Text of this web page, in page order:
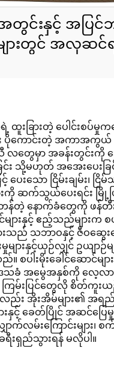
တွင်းနှင့် အပြ
ျားတွင် အလှဆင်
ြားတဲ့ ပေါင်းစပ်မှုကန
ာင်းတဲ့ အကာအကွယ်
ေမှာ အခန်းတွင်းကို အ
ခြင်း သို့မဟုတ် အအေးပ
သော ငြိမ်းချမ်း၊ ငြိ
ဆက်သွယ်ပေးရင်း မြို့ပ
တဲ့ နောက်ခံတွေကို ဖန်တီ
နှင့် ဧည့်သည်များက စပ
ည် သဘာဝနှင့် ဇီဝဆွေးမ
င့်ယှဉ်လျှင် ဥယျာဉ်များ
ပါးမိုးခေါင်ဆောင်မ
ေသခံ အမွေအနှစ်ကို လေ့
ကြမ်းပြင်တွေလို စိတ်ကူ
အိုးအိမ်များ၏ အရ
းနှင့် ခေတ်ပြိုင် အဆင်ပြ
က်လမ်းကြောင်းများ၊
းရှည်သွားရန် မလိုပါ။